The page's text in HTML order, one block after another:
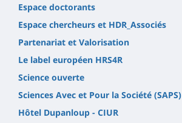
Espace doctorants
Espace chercheurs et HDR_Associés
Partenariat et Valorisation
Le label européen HRS4R
Science ouverte
Sciences Avec et Pour la Société (SAPS)
Hôtel Dupanloup - CIUR